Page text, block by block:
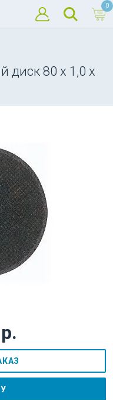
0
диск 80 x 1,0 x